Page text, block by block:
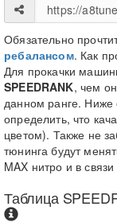
Обязательно
ребалансом. Как
Для прокачки
SPEEDRANK, чем
данном ранге. Ниже
определить, что
цветом). Также не
тюнинга будут
MAX нитро и в
Таблица